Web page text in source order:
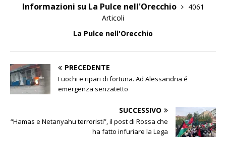
Informazioni su La Pulce nell'Orecchio
4061
Articoli
La Pulce nell'Orecchio
PRECEDENTE
Fuochi e ripari di fortuna. Ad Alessandria é
emergenza senzatetto
SUCCESSIVO
“Hamas e Netanyahu terroristi”, il post di Rossa che
ha fatto infuriare la Lega